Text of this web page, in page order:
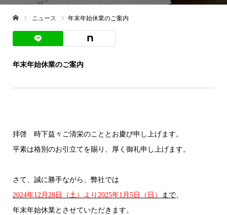
ニュース 年末年始休業のご案内
年末年始休業のご案内
拝啓 時下益々ご清栄のこととお慶び申し上げます。
平素は格別のお引立てを賜り、厚く御礼申し上げます。
さて、誠に勝手ながら、弊社では
2024年12月28日（土）より2025年1月5日（日）
まで、
年末年始休業とさせていただきます。